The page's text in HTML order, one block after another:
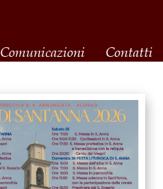
Comunicazioni Contatti